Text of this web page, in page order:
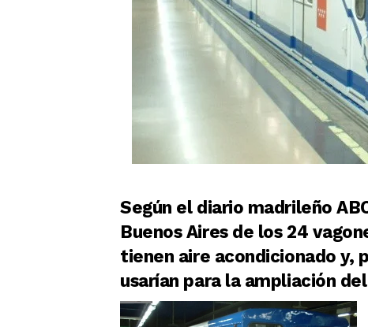
Según el diario madrileño
Buenos Aires de los 24
tienen aire acondicionado y,
usarían para la ampliación